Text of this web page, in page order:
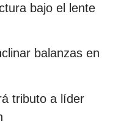
bajo el lente
balanzas en
tributo a líder